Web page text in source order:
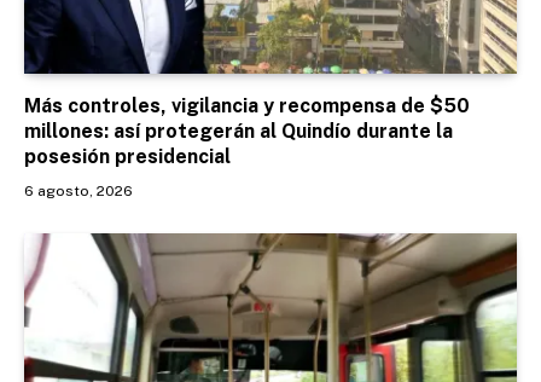
Más controles, vigilancia y recompensa de $50
millones: así protegerán al Quindío durante la
posesión presidencial
6 agosto, 2026